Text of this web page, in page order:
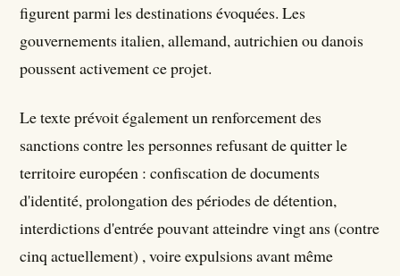
figurent parmi les destinations évoquées. Les
gouvernements italien, allemand, autrichien ou danois
poussent activement ce projet.
Le texte prévoit également un renforcement des
sanctions contre les personnes refusant de quitter le
territoire européen : confiscation de documents
d'identité, prolongation des périodes de détention,
interdictions d'entrée pouvant atteindre vingt ans (contre
cinq actuellement) , voire expulsions avant même